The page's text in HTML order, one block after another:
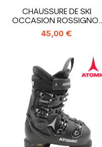
CHAUSSURE DE SKI
OCCASION ROSSIGNOL
KELIA
45,00 €